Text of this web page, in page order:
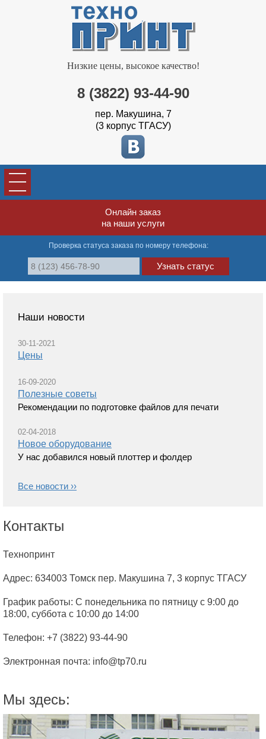
Низкие цены, высокое качество!
8 (3822) 93-44-90
пер. Макушина, 7
(3 корпус ТГАСУ)
Онлайн заказ
на наши услуги
Проверка статуса заказа по номеру телефона:
Узнать статус
Наши новости
30-11-2021
Цены
16-09-2020
Полезные советы
Рекомендации по подготовке файлов для печати
02-04-2018
Новое оборудование
У нас добавился новый плоттер и фолдер
Все новости ››
Контакты
Технопринт
Адрес: 634003 Томск пер. Макушина 7, 3 корпус ТГАСУ
График работы: С понедельника по пятницу с 9:00 до
18:00, суббота с 10:00 до 14:00
Телефон: +7 (3822) 93-44-90
Электронная почта: info@tp70.ru
Мы здесь: